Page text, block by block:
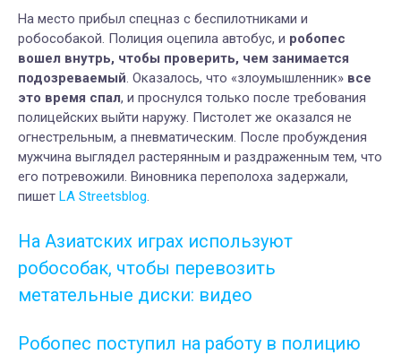
На место прибыл спецназ с беспилотниками и
робособакой. Полиция оцепила автобус, и робопес
вошел внутрь, чтобы проверить, чем занимается
подозреваемый. Оказалось, что «злоумышленник» все
это время спал, и проснулся только после требования
полицейских выйти наружу. Пистолет же оказался не
огнестрельным, а пневматическим. После пробуждения
мужчина выглядел растерянным и раздраженным тем, что
его потревожили. Виновника переполоха задержали,
пишет LA Streetsblog.
На Азиатских играх используют
робособак, чтобы перевозить
метательные диски: видео
Робопес поступил на работу в полицию